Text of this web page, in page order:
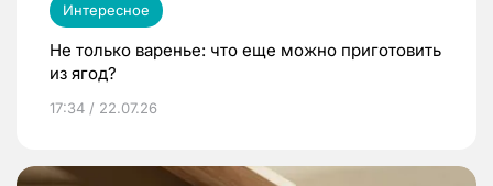
Интересное
Не только варенье: что еще можно приготовить
из ягод?
17:34 / 22.07.26